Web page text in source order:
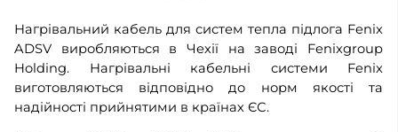
Нагрівальний кабель для систем тепла підлога Fenix
ADSV виробляються в Чехії на заводі Fenixgroup
Holding. Нагрівальні кабельні системи Fenix
виготовляються відповідно до норм якості та
надійності прийнятими в країнах ЄС.